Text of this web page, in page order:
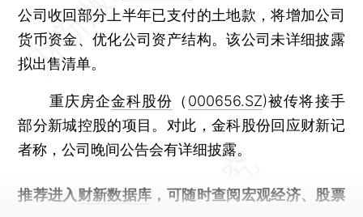
公司收回部分上半年已支付的土地款，将增加公司
货币资金、优化公司资产结构。该公司未详细披露
拟出售清单。
重庆房企金科股份 （ 000656.SZ)被传将接手
部分新城控股的项目。对此，金科股份回应财新记
者称，公司晚间公告会有详细披露。
推荐进入 财新数据库 ，可随时查阅宏观经济、股票